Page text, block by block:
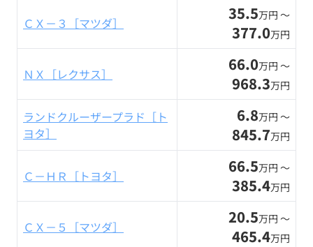
ＣＸ－３［マツダ］ 35.5万円 〜
377.0万円
ＮＸ［レクサス］ 66.0万円 〜
968.3万円
ランドクルーザープラド［ト
ヨタ］
6.8万円 〜
845.7万円
Ｃ－ＨＲ［トヨタ］ 66.5万円 〜
385.4万円
ＣＸ－５［マツダ］ 20.5万円 〜
465.4万円